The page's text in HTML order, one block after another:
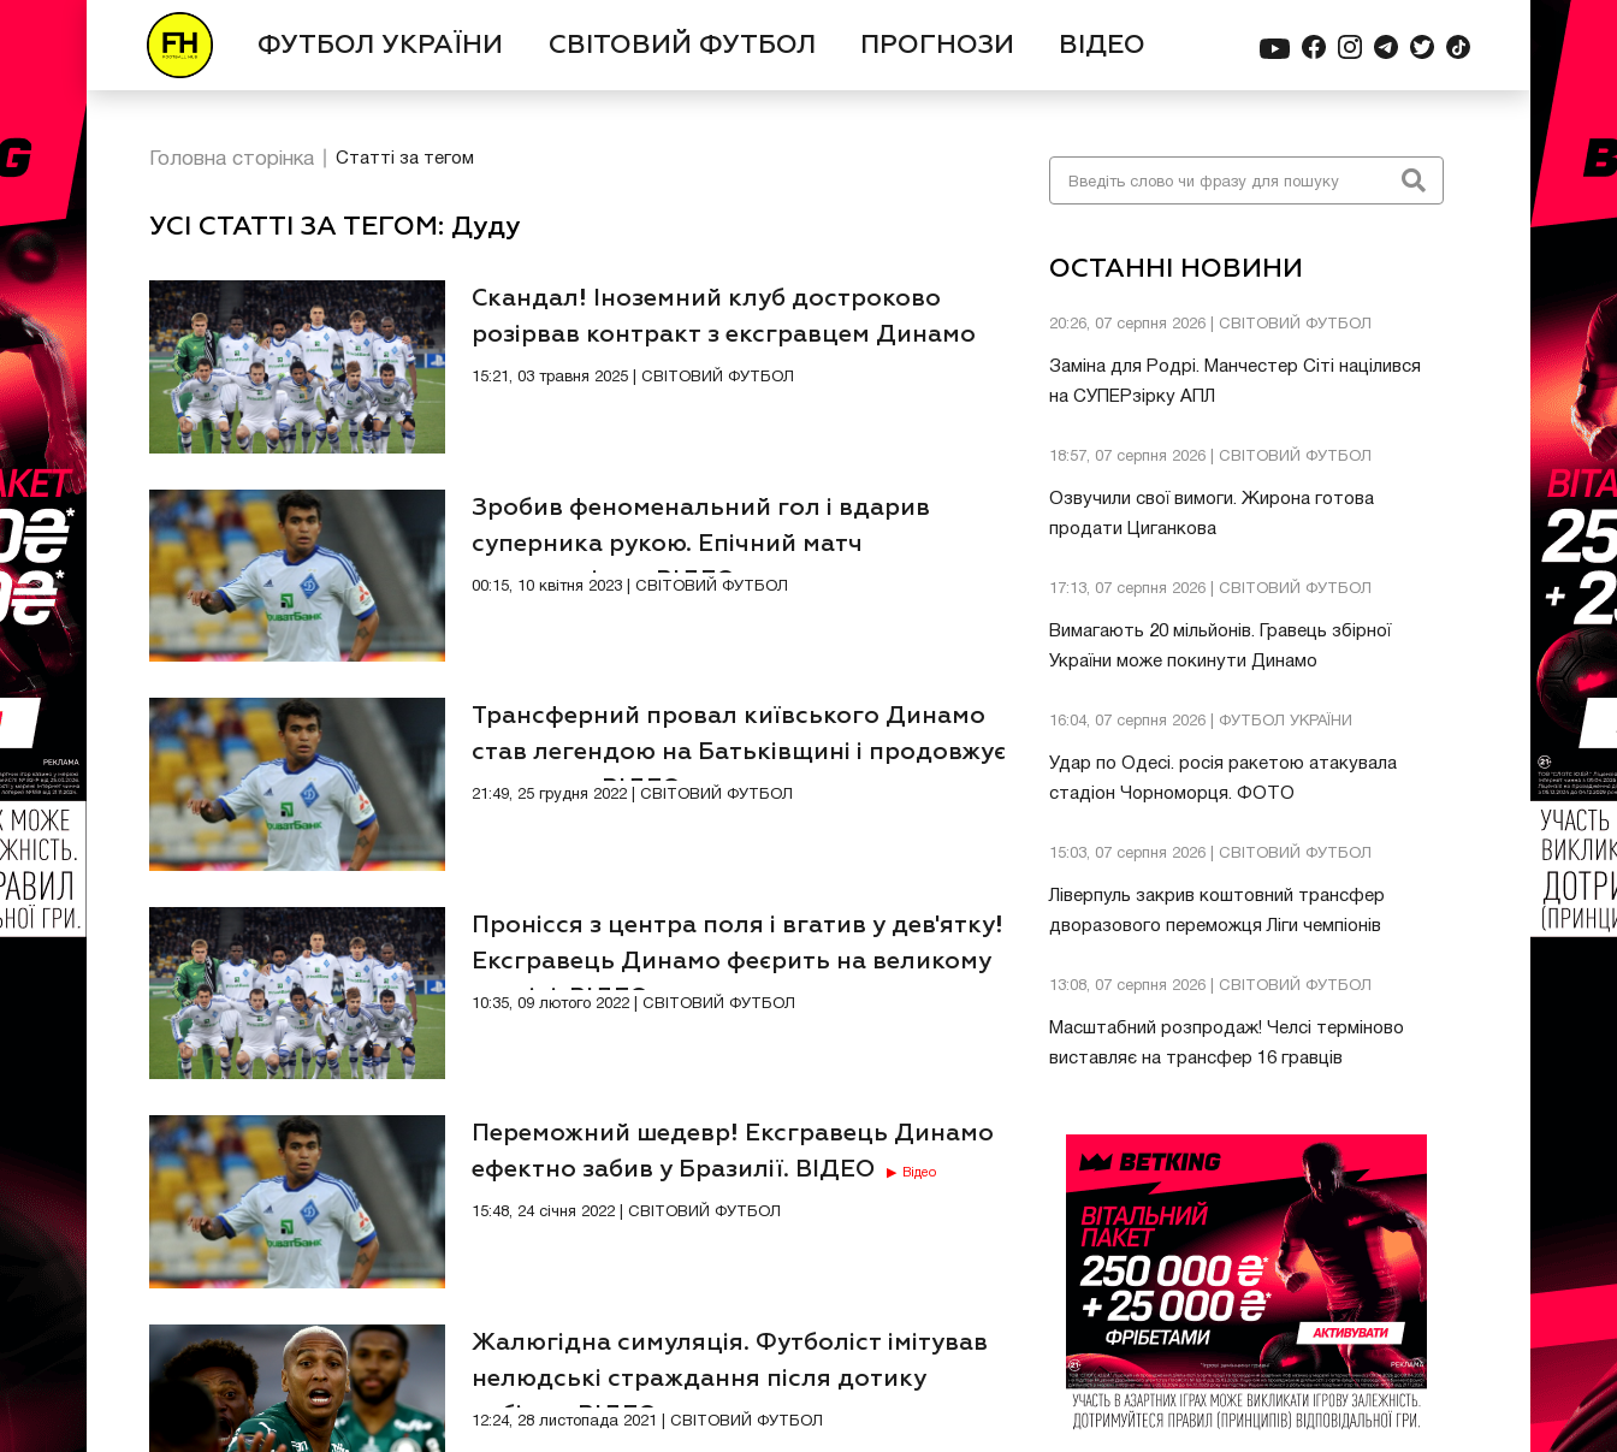
ФУТБОЛ УКРАЇНИ СВІТОВИЙ ФУТБОЛ ПРОГНОЗИ ВІДЕО
ОСТАННІ НОВИНИ
20:26, 07 серпня 2026 | СВІТОВИЙ ФУТБОЛ
Заміна для Родрі. Манчестер Сіті націлився
на СУПЕРзірку АПЛ
18:57, 07 серпня 2026 | СВІТОВИЙ ФУТБОЛ
Озвучили свої вимоги. Жирона готова
продати Циганкова
17:13, 07 серпня 2026 | СВІТОВИЙ ФУТБОЛ
Вимагають 20 мільйонів. Гравець збірної
України може покинути Динамо
16:04, 07 серпня 2026 | ФУТБОЛ УКРАЇНИ
Удар по Одесі. росія ракетою атакувала
стадіон Чорноморця. ФОТО
15:03, 07 серпня 2026 | СВІТОВИЙ ФУТБОЛ
Ліверпуль закрив коштовний трансфер
дворазового переможця Ліги чемпіонів
13:08, 07 серпня 2026 | СВІТОВИЙ ФУТБОЛ
Масштабний розпродаж! Челсі терміново
виставляє на трансфер 16 гравців
Головна сторінка Статті за тегом
УСІ СТАТТІ ЗА ТЕГОМ: Дуду
Скандал! Іноземний клуб достроково
розірвав контракт з ексгравцем Динамо
15:21, 03 травня 2025 | СВІТОВИЙ ФУТБОЛ
Зробив феноменальний гол і вдарив
суперника рукою. Епічний матч
ексдинамівця. ВІДЕО
Відео
00:15, 10 квітня 2023 | СВІТОВИЙ ФУТБОЛ
Трансферний провал київського Динамо
став легендою на Батьківщині і продовжує
дивувати. ВІДЕО
Відео
21:49, 25 грудня 2022 | СВІТОВИЙ ФУТБОЛ
Пронісся з центра поля і вгатив у дев'ятку!
Ексгравець Динамо феєрить на великому
турнірі. ВІДЕО
Відео
10:35, 09 лютого 2022 | СВІТОВИЙ ФУТБОЛ
Переможний шедевр! Ексгравець Динамо
ефектно забив у Бразилії. ВІДЕО
Відео
15:48, 24 січня 2022 | СВІТОВИЙ ФУТБОЛ
Жалюгідна симуляція. Футболіст імітував
нелюдські страждання після дотику
арбітра. ВІДЕО
Відео
12:24, 28 листопада 2021 | СВІТОВИЙ ФУТБОЛ